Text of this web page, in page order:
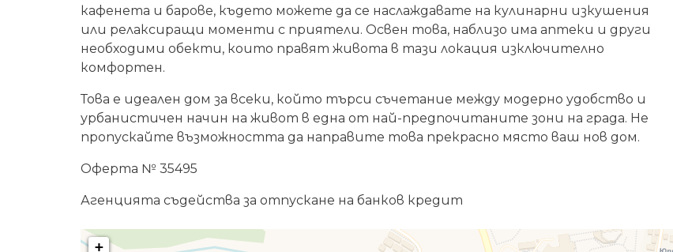
кафенета и барове, където можете да се наслаждавате на кулинарни изкушения
или релаксиращи моменти с приятели. Освен това, наблизо има аптеки и други
необходими обекти, които правят живота в тази локация изключително
комфортен.
Това е идеален дом за всеки, който търси съчетание между модерно удобство и
урбанистичен начин на живот в една от най-предпочитаните зони на града. Не
пропускайте възможността да направите това прекрасно място ваш нов дом.
Оферта № 35495
Агенцията съдейства за отпускане на банков кредит
+